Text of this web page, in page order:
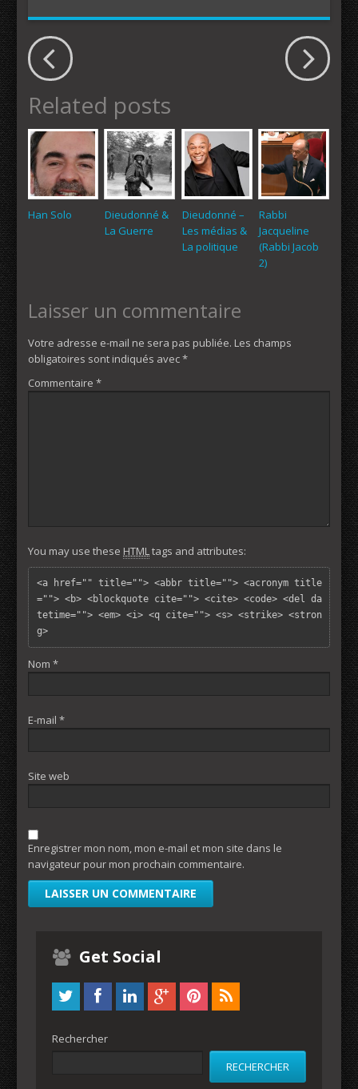
Related posts
Han Solo
Dieudonné &
La Guerre
Dieudonné –
Les médias &
La politique
Rabbi
Jacqueline
(Rabbi Jacob
2)
Laisser un commentaire
Votre adresse e-mail ne sera pas publiée. Les champs
obligatoires sont indiqués avec*
Commentaire *
You may use these HTMLtags and attributes:
<a href="" title=""> <abbr title=""> <acronym title
=""> <b> <blockquote cite=""> <cite> <code> <del da
tetime=""> <em> <i> <q cite=""> <s> <strike> <stron
g>
Nom *
E-mail *
Site web
Enregistrer mon nom, mon e-mail et mon site dans le
navigateur pour mon prochain commentaire.
Get Social
Rechercher
RECHERCHER